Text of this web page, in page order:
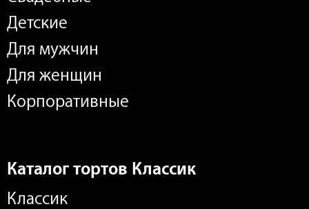
Детские
Для мужчин
Для женщин
Корпоративные
Каталог тортов Классик
Классик